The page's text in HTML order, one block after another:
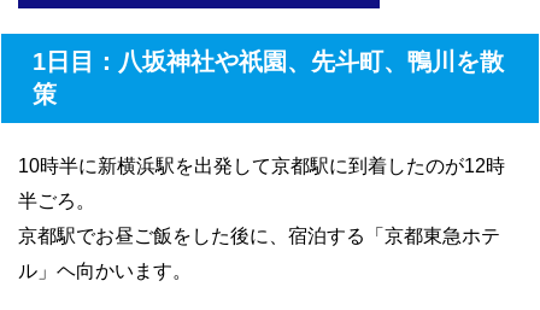
1日目：八坂神社や祇園、先斗町、鴨川を散
策
10時半に新横浜駅を出発して京都駅に到着したのが12時
半ごろ。
京都駅でお昼ご飯をした後に、宿泊する「京都東急ホテ
ル」ヘ向かいます。